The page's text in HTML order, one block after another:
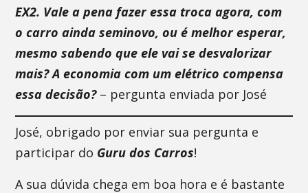
EX2. Vale a pena fazer essa troca agora, com
o carro ainda seminovo, ou é melhor esperar,
mesmo sabendo que ele vai se desvalorizar
mais? A economia com um elétrico compensa
essa decisão?– pergunta enviada por José
José, obrigado por enviar sua pergunta e
participar do Guru dos Carros!
A sua dúvida chega em boa hora e é bastante